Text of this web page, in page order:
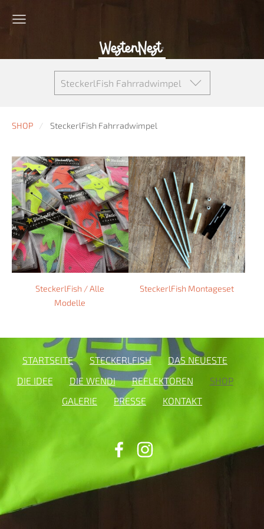
SteckerlFish Fahrradwimpel
SHOP SteckerlFish Fahrradwimpel
SteckerlFish / Alle
Modelle
SteckerlFish Montageset
STARTSEITE STECKERLFISH
DAS NEUESTE
DIE IDEE
DIE WENDI REFLEKTOREN
SHOP
GALERIE
PRESSE KONTAKT